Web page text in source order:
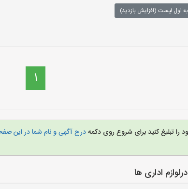
اول لیست (افزایش بازدید)
1
را تبلیغ کنید برای شروع روی دکمهدرج آگهی و نام شما در این
اداری ها